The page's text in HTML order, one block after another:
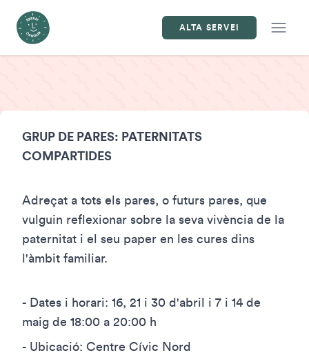
ALTA SERVEI Open
GRUP DE PARES: PATERNITATS
COMPARTIDES
Adreçat a tots els pares, o futurs pares, que
vulguin reflexionar sobre la seva vivència de la
paternitat i el seu paper en les cures dins
l'àmbit familiar.
- Dates i horari: 16, 21 i 30 d'abril i 7 i 14 de
maig de 18:00 a 20:00 h
- Ubicació: Centre Cívic Nord